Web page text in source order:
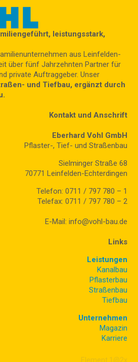
leistungsstark,
aus Leinfelden-
über fünf Jahrzehnten Partner für
private Auftraggeber. Unser
und Tiefbau, ergänzt durch
Kontakt und Anschrift
Eberhard Vohl GmbH
Pflaster-, Tief- und Straßenbau
Sielminger Straße 68
70771 Leinfelden-Echterdingen
Telefon: 0711 / 797 780 – 1
Telefax: 0711 / 797 780 – 2
E-Mail: info@vohl-bau.de
Links
Leistungen
Kanalbau
Pflasterbau
Straßenbau
Tiefbau
Unternehmen
Magazin
Karriere